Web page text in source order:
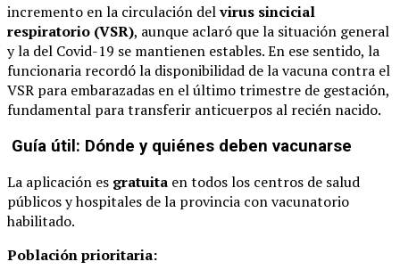
incremento en la circulación delvirus sincicial
respiratorio (VSR), aunque aclaró que la situación general
y la del Covid-19 se mantienen estables. En ese sentido, la
funcionaria recordó la disponibilidad de la vacuna contra el
VSR para embarazadas en el último trimestre de gestación,
fundamental para transferir anticuerpos al recién nacido.
Guía útil: Dónde y quiénes deben vacunarse
La aplicación es gratuita en todos los centros de salud
públicos y hospitales de la provincia con vacunatorio
habilitado.
Población prioritaria: